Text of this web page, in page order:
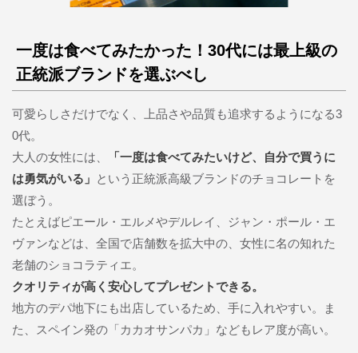
一度は食べてみたかった！30代には最上級の
正統派ブランドを選ぶべし
可愛らしさだけでなく、上品さや品質も追求するようになる3
0代。
大人の女性には、
「一度は食べてみたいけど、自分で買うに
は勇気がいる」 という正統派高級ブランドのチョコレートを
選ぼう。
たとえばピエール・エルメやデルレイ、ジャン・ポール・エ
ヴァンなどは、全国で店舗数を拡大中の、女性に名の知れた
老舗のショコラティエ。
クオリティが高く安心してプレゼントできる。
地方のデパ地下にも出店しているため、手に入れやすい。ま
た、スペイン発の「カカオサンパカ」などもレア度が高い。